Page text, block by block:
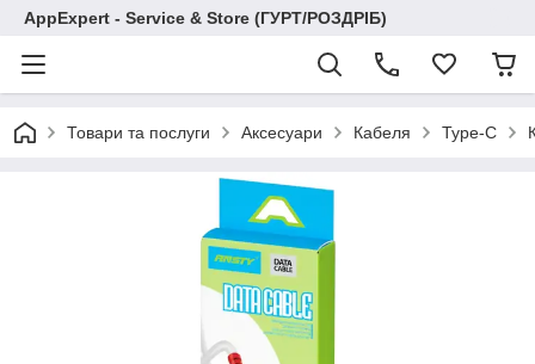
AppExpert - Service & Store (ГУРТ/РОЗДРІБ)
Товари та послуги Аксесуари Кабеля Type-C